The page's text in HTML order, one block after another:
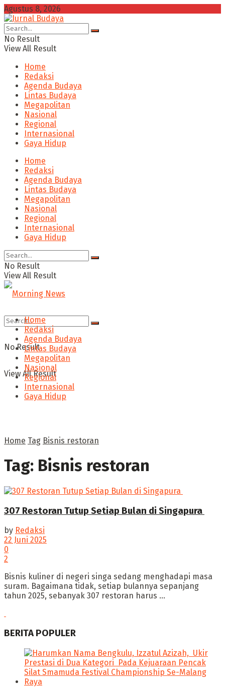
Agustus 8, 2026
No Result
View All Result
Home
Redaksi
Agenda Budaya
Lintas Budaya
Megapolitan
Nasional
Regional
Internasional
Gaya Hidup
Home
Redaksi
Agenda Budaya
Lintas Budaya
Megapolitan
Nasional
Regional
Internasional
Gaya Hidup
No Result
View All Result
No Result
View All Result
Home
Redaksi
Agenda Budaya
Lintas Budaya
Megapolitan
Nasional
Regional
Internasional
Gaya Hidup
Home Tag Bisnis restoran
Tag: Bisnis restoran
307 Restoran Tutup Setiap Bulan di Singapura
by Redaksi
22 Juni 2025
0
2
‎Bisnis kuliner di negeri singa sedang menghadapi masa
suram. Bagaimana tidak, setiap bulannya sepanjang
tahun 2025, sebanyak 307 restoran harus ...
BERITA POPULER